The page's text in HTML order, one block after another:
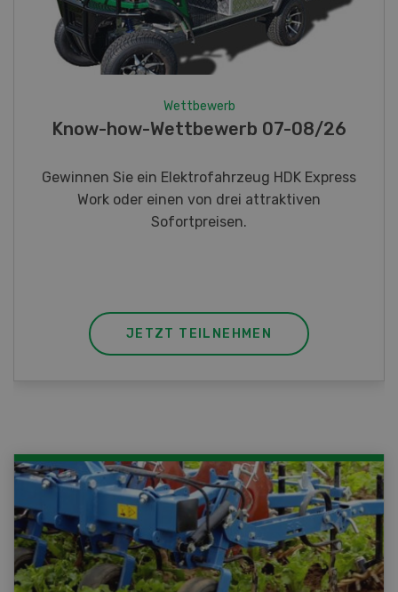
Fotorätsel 07-08/26
Gewinnen Sie eines von fünf LANDI
Taschenmessern
JETZT TEILNEHMEN